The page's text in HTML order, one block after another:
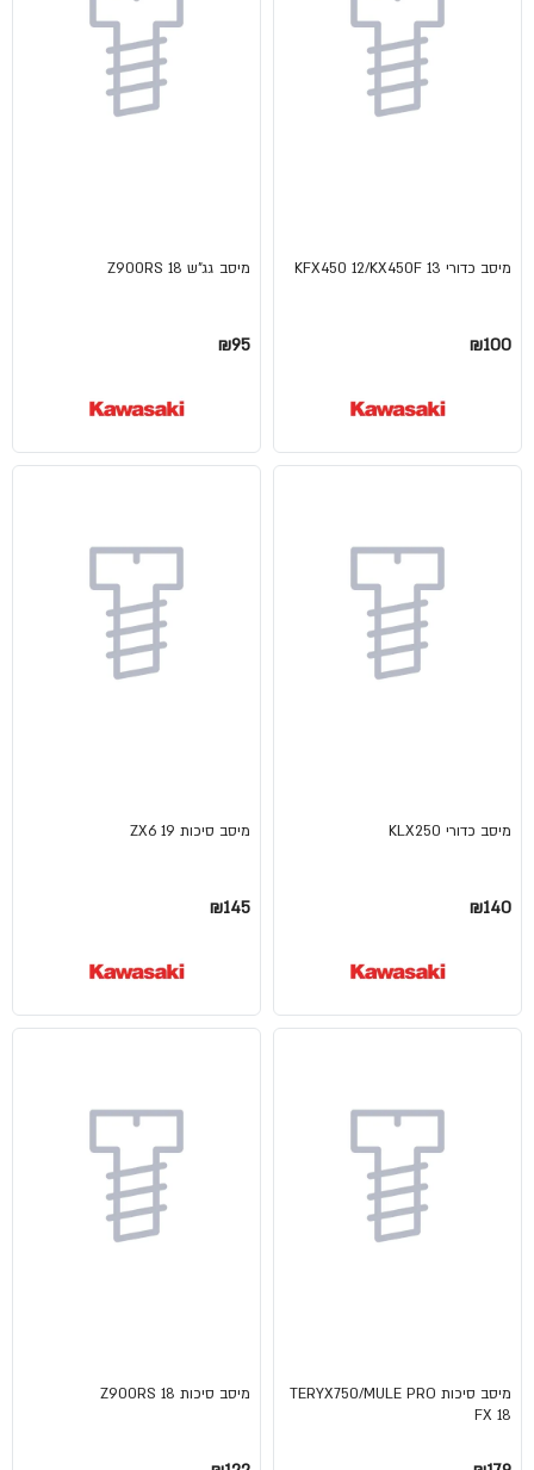
מיסב כדורי KFX450 12/KX450F 13
₪100
מיסב גג"ש Z900RS 18
₪95
מיסב כדורי KLX250
₪140
מיסב סיכות ZX6 19
₪145
מיסב סיכות TERYX750/MULE PRO
FX 18
מיסב סיכות Z900RS 18